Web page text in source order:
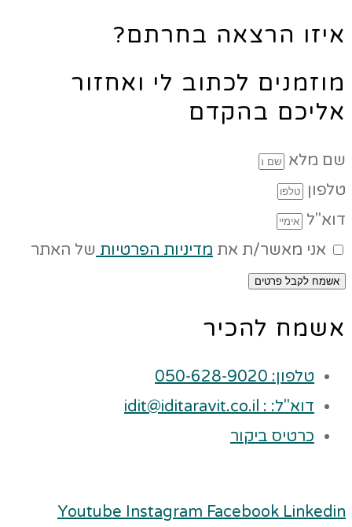
איזו הרצאה בחרתם?
מוזמנים לכתוב לי ואחזור
אליכם בהקדם
שם מלא
טלפון
דוא"ל
אני מאשר/ת את מדיניות הפרטיות של האתר
אשמח לקבל פרטים
אשמח להכיר
טלפון: 050-628-9020
דוא"ל: : idit@iditaravit.co.il
כרטיס ביקור
Youtube Instagram Facebook Linkedin